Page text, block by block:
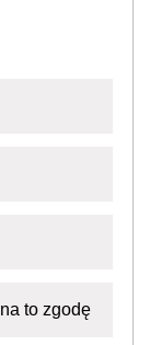
to zgodę